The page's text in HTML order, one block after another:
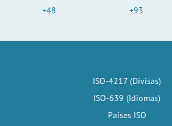
+48
+93
ISO-4217 (Divisas)
ISO-639 (Idiomas)
Países ISO